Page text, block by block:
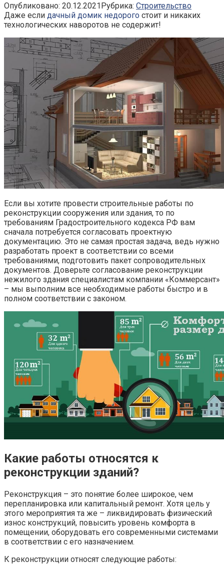
Опубликовано: 20.12.2021Рубрика: Строительство
Даже если дачный домик недорого стоит и никаких
технологических наворотов не содержит!
Если вы хотите провести строительные работы по
реконструкции сооружения или здания, то по
требованиям Градостроительного кодекса РФ вам
сначала потребуется согласовать проектную
документацию. Это не самая простая задача, ведь нужно
разработать проект в соответствии со всеми
требованиями, подготовить пакет сопроводительных
документов. Доверьте согласование реконструкции
нежилого здания специалистам компании «Коммерсант»
– мы выполним все необходимые работы быстро и в
полном соответствии с законом.
Какие работы относятся к
реконструкции зданий?
Реконструкция – это понятие более широкое, чем
перепланировка или капитальный ремонт. Хотя цель у
этого мероприятия та же – ликвидировать физический
износ конструкций, повысить уровень комфорта в
помещении, оборудовать его современными системами
в соответствии с его назначением.
К реконструкции относят следующие работы: